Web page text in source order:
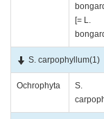
[= L.
S. carpophyllum(1)
Ochrophyta
S.